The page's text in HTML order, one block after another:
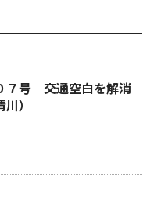
７号 交通空白を解消
）